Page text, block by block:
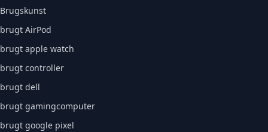
Brugskunst
brugt AirPod
brugt apple watch
brugt controller
brugt dell
brugt gamingcomputer
brugt google pixel